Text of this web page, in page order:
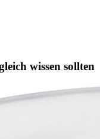
wissen sollten